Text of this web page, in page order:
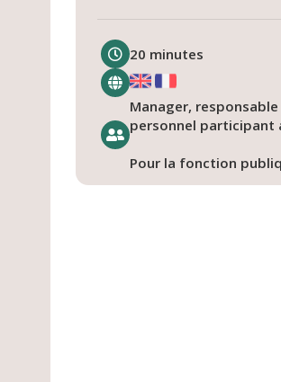
20 minutes
Manager,
personnel participant
Pour la fonction